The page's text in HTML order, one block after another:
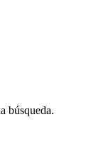
búsqueda.